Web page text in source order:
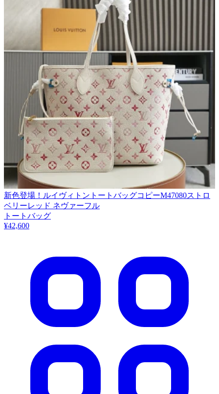
新色登場！ルイヴィトントートバッグコピーM47080ストロ
ベリーレッド ネヴァーフル
トートバッグ
¥42,600